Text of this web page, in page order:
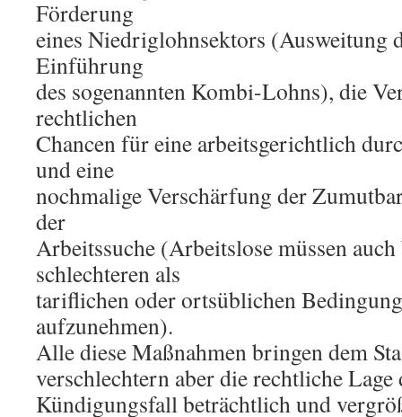
Förderung
eines Niedriglohnsektors (Ausweitung
Einführung
des sogenannten Kombi-Lohns), die
rechtlichen
Chancen für eine arbeitsgerichtlich
und eine
nochmalige Verschärfung der
der
Arbeitssuche (Arbeitslose müssen
schlechteren als
tariflichen oder ortsüblichen
aufzunehmen).
Alle diese Maßnahmen bringen dem
verschlechtern aber die rechtliche
Kündigungsfall beträchtlich und